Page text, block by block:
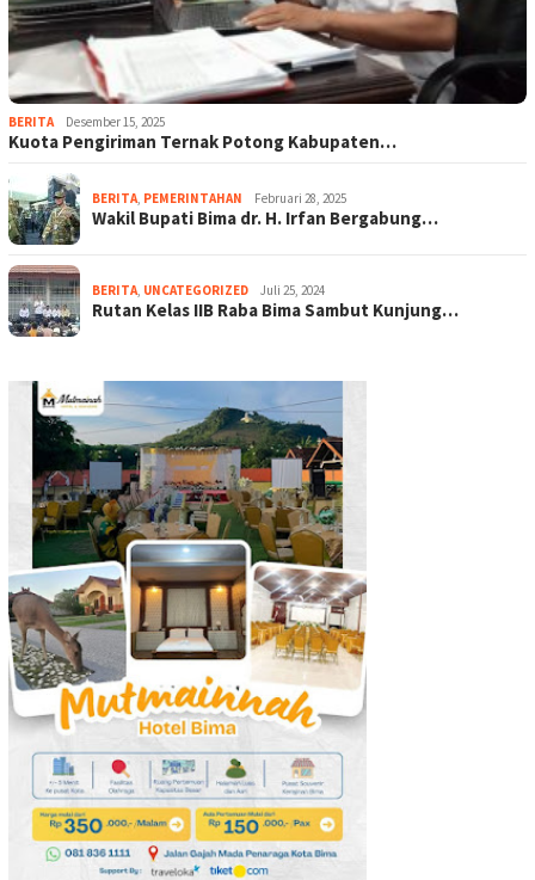
BERITA Desember 15, 2025
Kuota Pengiriman Ternak Potong Kabupaten…
BERITA, PEMERINTAHAN Februari 28, 2025
Wakil Bupati Bima dr. H. Irfan Bergabung…
BERITA, UNCATEGORIZED Juli 25, 2024
Rutan Kelas IIB Raba Bima Sambut Kunjung…